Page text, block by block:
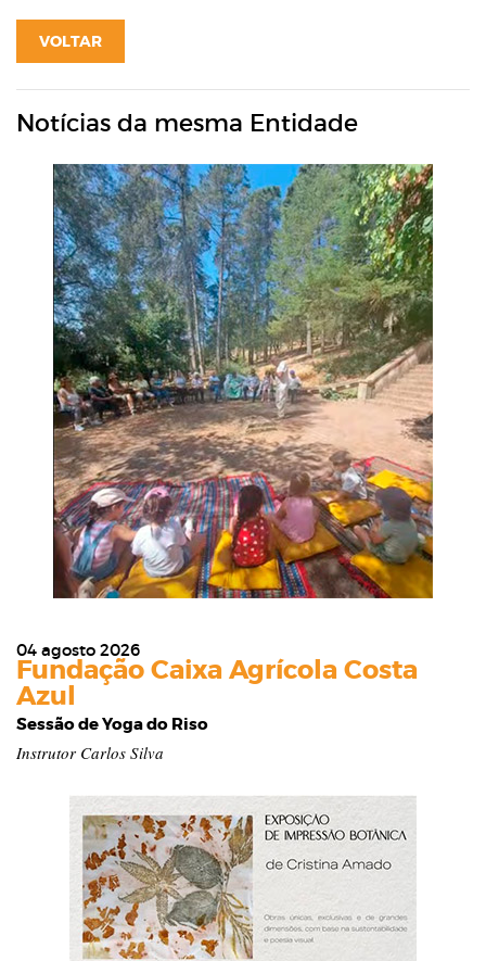
VOLTAR
Notícias da mesma Entidade
04 agosto 2026
Fundação Caixa Agrícola Costa
Azul
Sessão de Yoga do Riso
Instrutor Carlos Silva